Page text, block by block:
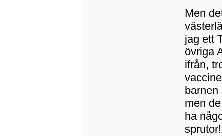
Men
jag ett
övriga
ifrån,
barnen
men
ha
sprutor!